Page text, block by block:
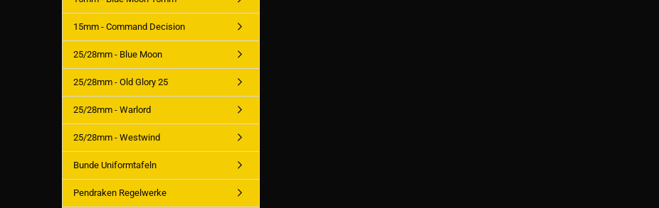
15mm - Command Decision
25/28mm - Blue Moon
25/28mm - Old Glory 25
25/28mm - Warlord
25/28mm - Westwind
Bunde Uniformtafeln
Pendraken Regelwerke